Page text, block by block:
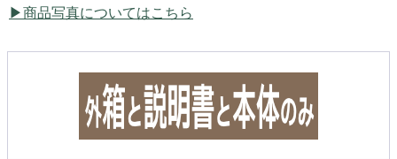
商品写真についてはこちら